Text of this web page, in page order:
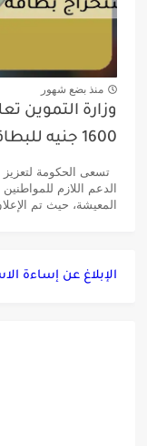
منذ بضع شهور
وزارة التموين
1600 جنيه للبطاقات اليوم
تسعى الحكومة لتعزيز
الدعم اللازم
المعيشة، حيث تم
الإبلاغ عن إساءة